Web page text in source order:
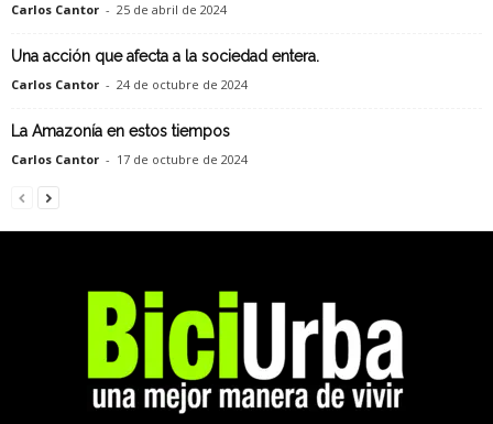
Carlos Cantor - 25 de abril de 2024
Una acción que afecta a la sociedad entera.
Carlos Cantor - 24 de octubre de 2024
La Amazonía en estos tiempos
Carlos Cantor - 17 de octubre de 2024